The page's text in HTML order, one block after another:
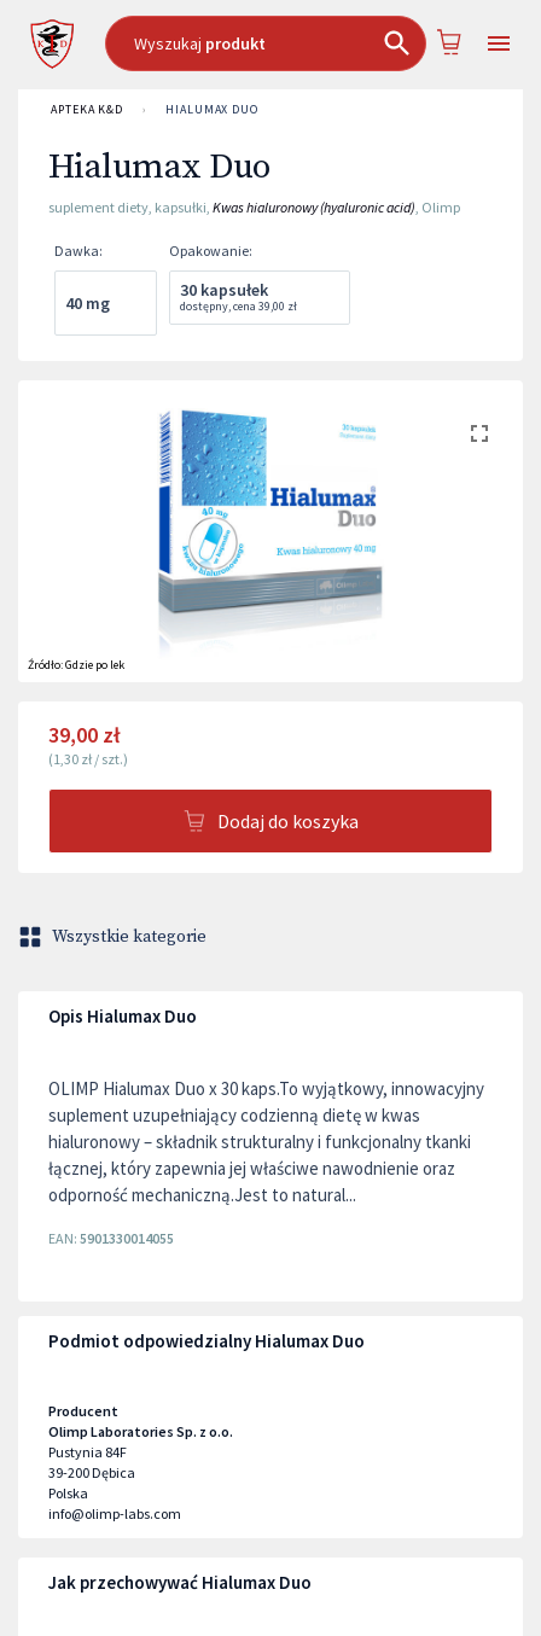
Wyszukaj produkt
APTEKA K&D › HIALUMAX DUO
Hialumax Duo
suplement diety, kapsułki, Kwas hialuronowy (hyaluronic acid), Olimp
Dawka:
40 mg
Opakowanie:
30 kapsułek
dostępny,cena 39,00 zł
Źródło:Gdzie po lek
39,00 zł
(1,30 zł / szt.)
Dodaj do koszyka
Wszystkie kategorie
Opis Hialumax Duo
OLIMP Hialumax Duo x 30 kaps.To wyjątkowy, innowacyjny
suplement uzupełniający codzienną dietę w kwas
hialuronowy – składnik strukturalny i funkcjonalny tkanki
łącznej, który zapewnia jej właściwe nawodnienie oraz
odporność mechaniczną.Jest to natural...
EAN: 5901330014055
Podmiot odpowiedzialny Hialumax Duo
Producent
Olimp Laboratories Sp. z o.o.
Pustynia 84F
39-200Dębica
Polska
info@olimp-labs.com
Jak przechowywać Hialumax Duo